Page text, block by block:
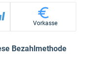
Vorkasse
Bezahlmethode